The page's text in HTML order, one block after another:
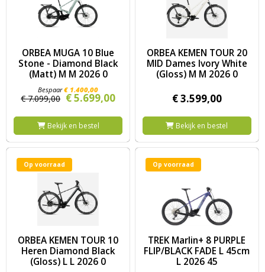
ORBEA MUGA 10 Blue
Stone - Diamond Black
(Matt) M M 2026 0
€ 1.400,00
€7.099,00 €5.699,00
Bekijk en bestel
ORBEA KEMEN TOUR 20
MID Dames Ivory White
(Gloss) M M 2026 0
€3.599,00
Bekijk en bestel
Op voorraad
ORBEA KEMEN TOUR 10
Heren Diamond Black
(Gloss) L L 2026 0
Op voorraad
TREK Marlin+ 8 PURPLE
FLIP/BLACK FADE L 45cm
L 2026 45